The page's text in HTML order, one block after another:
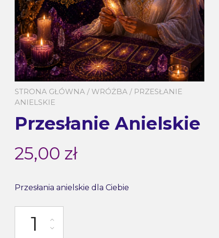
STRONA GŁÓWNA /WRÓŻBA / PRZESŁANIE
ANIELSKIE
Przesłanie Anielskie
25,00 zł
Przesłania anielskie dla Ciebie